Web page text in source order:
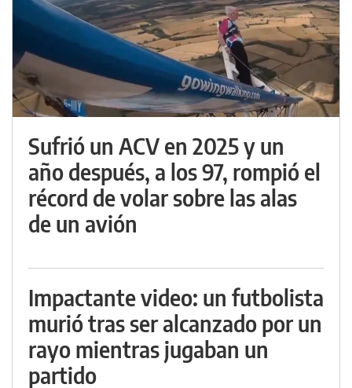
Sufrió un ACV en 2025 y un
año después, a los 97, rompió el
récord de volar sobre las alas
de un avión
Impactante video: un futbolista
murió tras ser alcanzado por un
rayo mientras jugaban un
partido